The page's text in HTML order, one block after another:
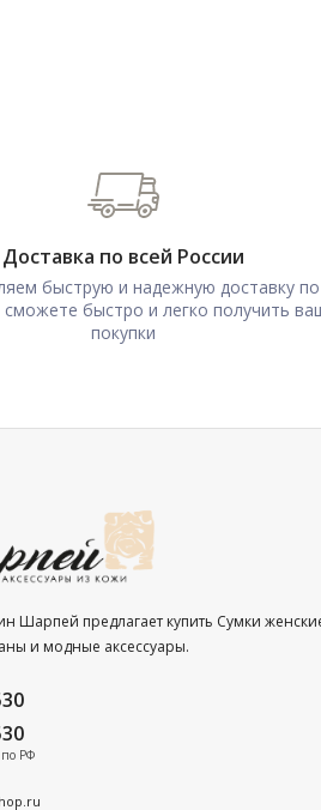
Доставка по всей России
быструю и надежную доставку по
быстро и легко получить
покупки
Шарпей предлагает купить Сумки
и модные аксессуары.
по РФ